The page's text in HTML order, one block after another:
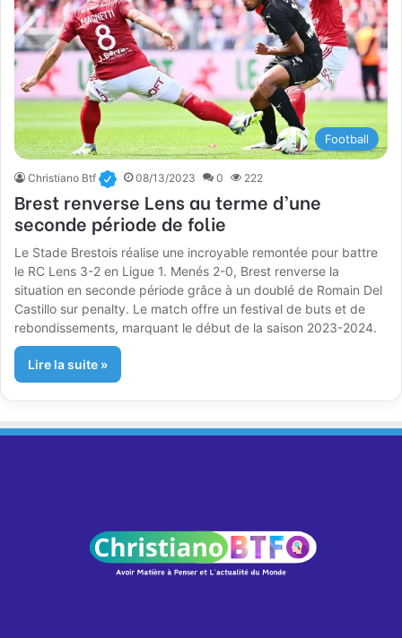
Football
Christiano Btf 08/13/2023 0 222
Brest renverse Lens au terme d’une
seconde période de folie
Le Stade Brestois réalise une incroyable remontée pour battre
le RC Lens 3-2 en Ligue 1. Menés 2-0, Brest renverse la
situation en seconde période grâce à un doublé de Romain Del
Castillo sur penalty. Le match offre un festival de buts et de
rebondissements, marquant le début de la saison 2023-2024.
Lire la suite »